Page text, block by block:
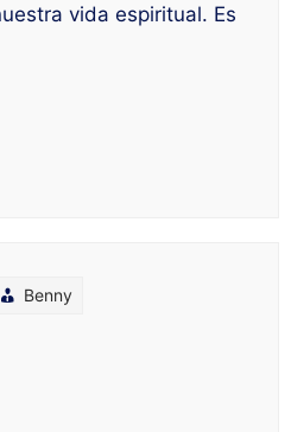
vida espiritual. Es
Benny